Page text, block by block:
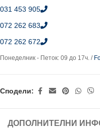
031 453 905
072 262 683
072 262 672
Понеделник - Петок: 09 до 17ч. /
Сподели:
ДОПОЛНИТЕЛНИ